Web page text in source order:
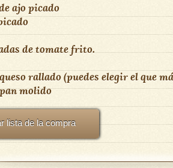
ajo picado
de tomate frito.
rallado (puedes elegir el que
molido
lista de la compra